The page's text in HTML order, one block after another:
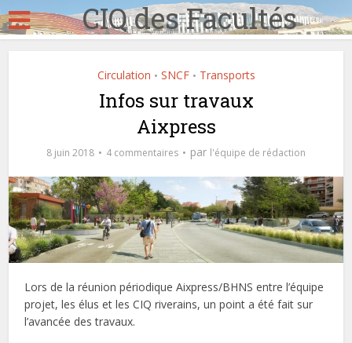
CIQ des Facultés
Circulation • SNCF • Transports
Infos sur travaux
Aixpress
8 juin 2018 4 commentaires par l'équipe de rédaction
Lors de la réunion périodique Aixpress/BHNS entre l’équipe
projet, les élus et les CIQ riverains, un point a été fait sur
l’avancée des travaux.